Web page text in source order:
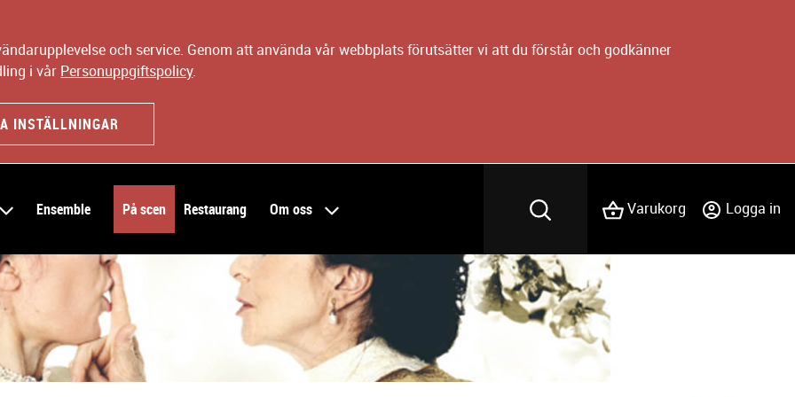
och service. Genom att använda vår webbplats förutsätter vi att du förstår och godkänner
i vår Personuppgiftspolicy.
INSTÄLLNINGAR
Varukorg Logga in
Ensemble På scen Restaurang Om oss